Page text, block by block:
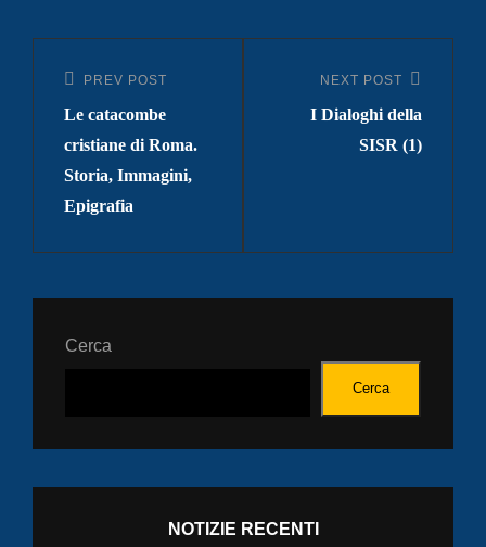
articoli
Previous
Post
PREV POST
Le catacombe
cristiane di Roma.
Storia, Immagini,
Epigrafia
Post
NEXT POST
I Dialoghi della
SISR (1)
Cerca
Cerca
NOTIZIE RECENTI